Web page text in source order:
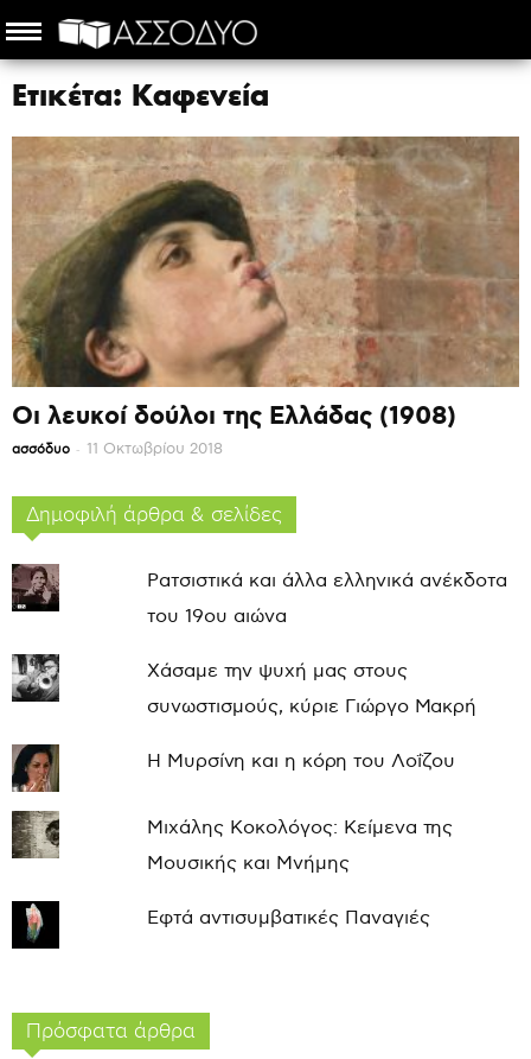
Ετικέτα: Καφενεία
Οι λευκοί δούλοι της Ελλάδας (1908)
ασσόδυο - 11 Οκτωβρίου 2018
Δημοφιλή άρθρα & σελίδες
Ρατσιστικά και άλλα ελληνικά ανέκδοτα
του 19ου αιώνα
Χάσαμε την ψυχή μας στους
συνωστισμούς, κύριε Γιώργο Μακρή
Η Μυρσίνη και η κόρη του Λοΐζου
Μιχάλης Κοκολόγος: Κείμενα της
Μουσικής και Μνήμης
Εφτά αντισυμβατικές Παναγιές
Πρόσφατα άρθρα